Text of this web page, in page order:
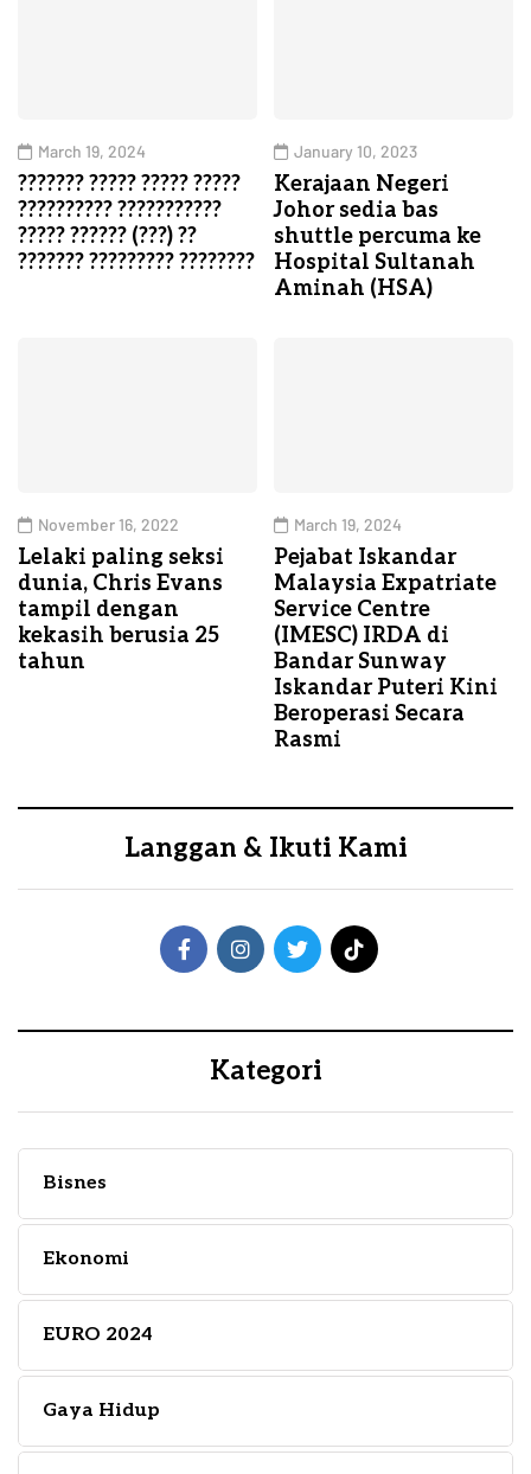
March 19, 2024
??????? ????? ????? ?????
?????????? ???????????
????? ?????? (???) ??
??????? ????????? ????????
January 10, 2023
Kerajaan Negeri
Johor sedia bas
shuttle percuma ke
Hospital Sultanah
Aminah (HSA)
November 16, 2022
Lelaki paling seksi
dunia, Chris Evans
tampil dengan
kekasih berusia 25
tahun
March 19, 2024
Pejabat Iskandar
Malaysia Expatriate
Service Centre
(IMESC) IRDA di
Bandar Sunway
Iskandar Puteri Kini
Beroperasi Secara
Rasmi
Langgan & Ikuti Kami
Kategori
Bisnes
Ekonomi
EURO 2024
Gaya Hidup